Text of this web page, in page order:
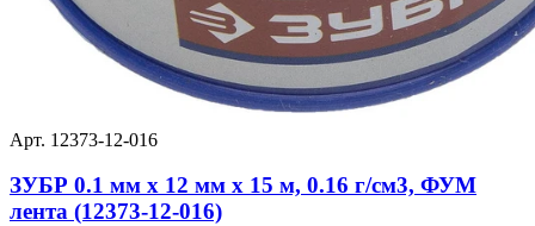
Арт. 12373-12-016
ЗУБР 0.1 мм х 12 мм х 15 м, 0.16 г/см3, ФУМ
лента (12373-12-016)